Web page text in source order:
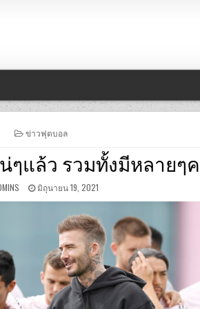
POSTED
ข่าวฟุตบอล
ๆแล้ว รวมทั้งมีหลายๆ
มิถุนายน 19, 2021